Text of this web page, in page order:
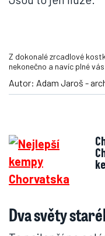
Z dokonalé zrcadlové
nekonečno a navíc plné
Autor: Adam Jaroš -
Dva světy